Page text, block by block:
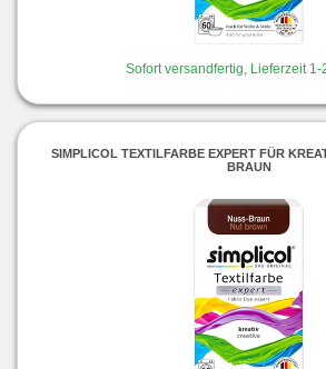
Sofort versandfertig, Lieferzeit 1-
SIMPLICOL TEXTILFARBE EXPERT FÜR
BRAUN